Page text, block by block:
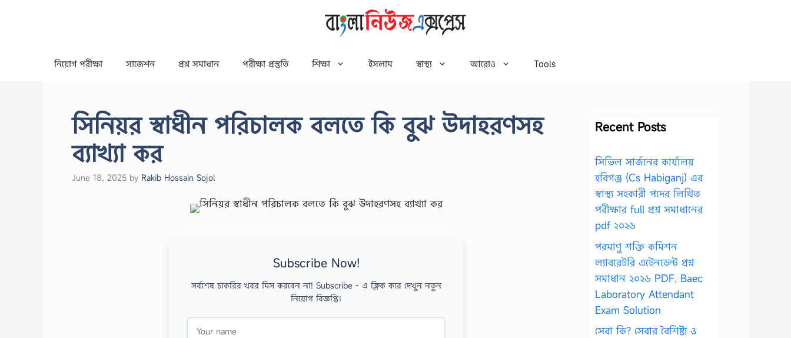
নিয়োগ পরীক্ষা সাজেশন প্রশ্ন সমাধান পরীক্ষা প্রস্তুতি শিক্ষা ইসলাম স্বাস্থ্য আরোও Tools
সিনিয়র স্বাধীন পরিচালক বলতে কি বুঝ উদাহরণসহ
ব্যাখ্যা কর
June 18, 2025 by Rakib Hossain Sojol
Subscribe Now!
সর্বশেষ চাকরির খবর মিস করবেন না! Subscribe - এ ক্লিক করে দেখুন নতুন
নিয়োগ বিজ্ঞপ্তি।
Recent Posts
সিভিল সার্জনের কার্যালয়
হবিগঞ্জ (Cs Habiganj) এর
স্বাস্থ্য সহকারী পদের লিখিত
পরীক্ষার full প্রশ্ন সমাধানের
pdf ২০২৬
পরমাণু শক্তি কমিশন
ল্যাবরেটরি এটেনডেন্ট প্রশ্ন
সমাধান ২০২৬ PDF, Baec
Laboratory Attendant
Exam Solution
সেবা কি? সেবার বৈশিষ্ট্য ও